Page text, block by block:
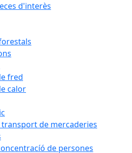
d'interès
fred
calor
transport de mercaderies
de persones